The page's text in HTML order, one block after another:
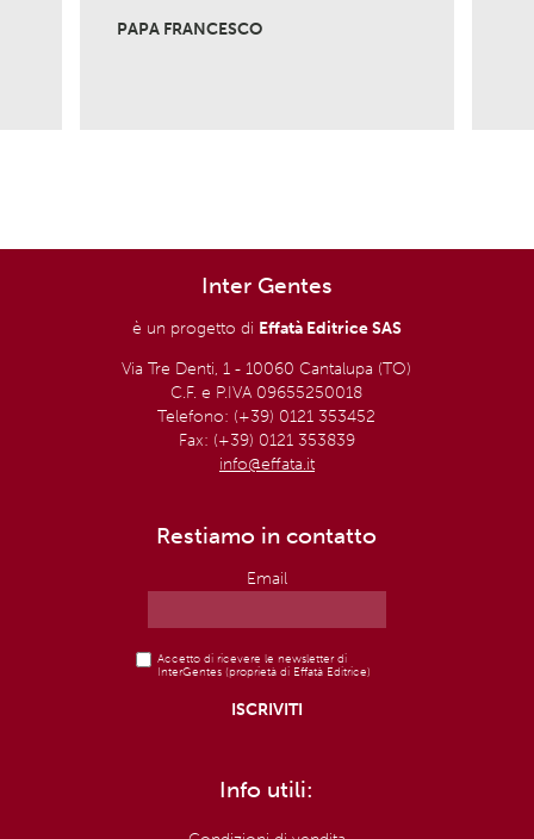
PAPA FRANCESCO
Inter Gentes
è un progetto di Effatà Editrice SAS
Via Tre Denti, 1 - 10060 Cantalupa (TO)
C.F. e P.IVA 09655250018
Telefono: (+39) 0121 353452
Fax: (+39) 0121 353839
info@effata.it
Restiamo in contatto
Email
Accetto di ricevere le newsletter di
InterGentes (proprietà di Effatà Editrice)
Info utili: